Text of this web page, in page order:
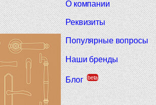
О компании
Реквизиты
Популярные вопросы
Наши бренды
Блог beta